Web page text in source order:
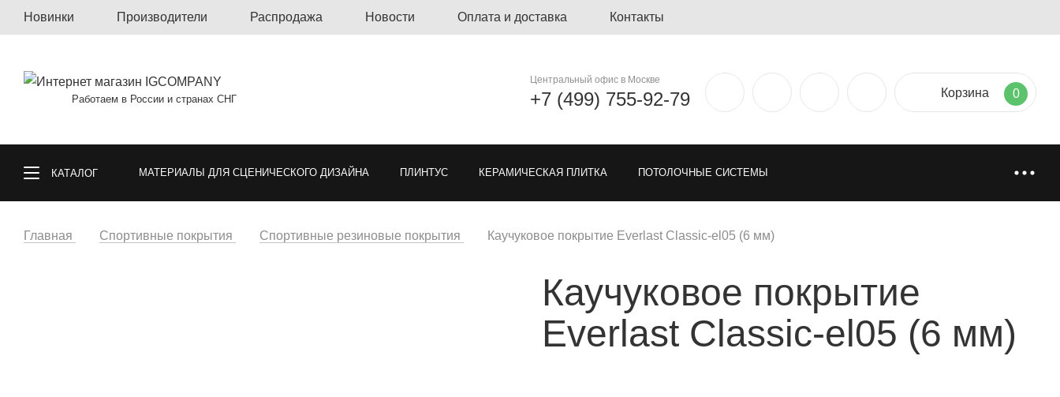
Новинки Производители Распродажа Новости Оплата и доставка Контакты
Работаем в России и странах СНГ
Центральный офис в Москве
+7 (499) 755-92-79 Корзина 0
КАТАЛОГ МАТЕРИАЛЫ ДЛЯ СЦЕНИЧЕСКОГО ДИЗАЙНА ПЛИНТУС КЕРАМИЧЕСКАЯ ПЛИТКА ПОТОЛОЧНЫЕ СИСТЕМЫ
КОВРОЛИН, КОВРОВАЯ ПЛИТКА, КОВРЫ ОЗЕЛЕНЕНИЕ ГРЯЗЕЗАЩИТНЫЕ ПОКРЫТИЯ НАПОЛЬНЫЕ ПОКРЫТИЯ
МОДУЛЬНЫЕ ПОКРЫТИЯ ТКАНИ ИСКУССТВЕННАЯ И НАТУРАЛЬНАЯ ТРАВА
Главная Спортивные покрытия Спортивные резиновые покрытия Каучуковое покрытие Everlast Classic-el05 (6 мм)
Каучуковое покрытие
Everlast Classic-el05 (6 мм)